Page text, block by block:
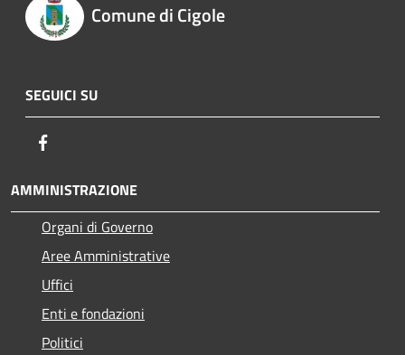
Comune di Cigole
SEGUICI SU
AMMINISTRAZIONE
Organi di Governo
Aree Amministrative
Uffici
Enti e fondazioni
Politici